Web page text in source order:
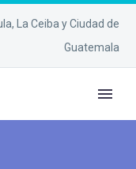
La Ceiba y Ciudad de
Guatemala